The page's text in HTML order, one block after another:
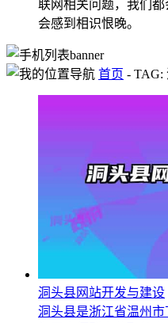
联网相关问题，我们
会感到相识恨晚。
首页 - TAG:
洞头县网站开发与建设
洞头县是浙江省温州市